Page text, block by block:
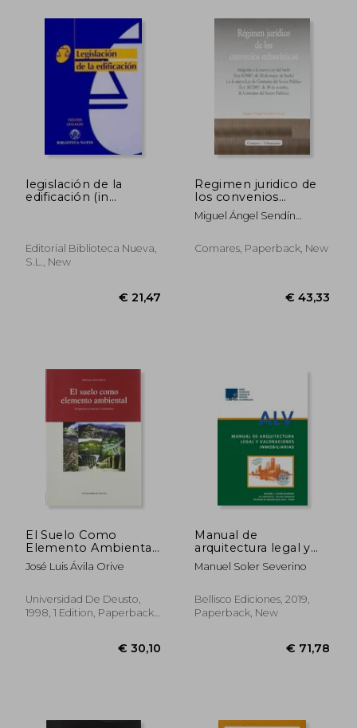
legislación de la
edificación (in
Editorial Biblioteca Nueva,
S.l., New
Regimen juridico de
los convenios
urbanisticos (in
Spanish)
Miguel Ángel Sendín
Comares, Paperback, New
El Suelo Como
Elemento Ambiental:
Perspectiva Territorial
y UrbaníStica (in
José Luis Ávila Orive
Universidad De Deusto,
1998, 1 Edition, Paperback,
Manual de
arquitectura legal y
valoraciones
inmobiliarias (in
Manuel Soler Severino
Bellisco Ediciones, 2019,
Paperback, New